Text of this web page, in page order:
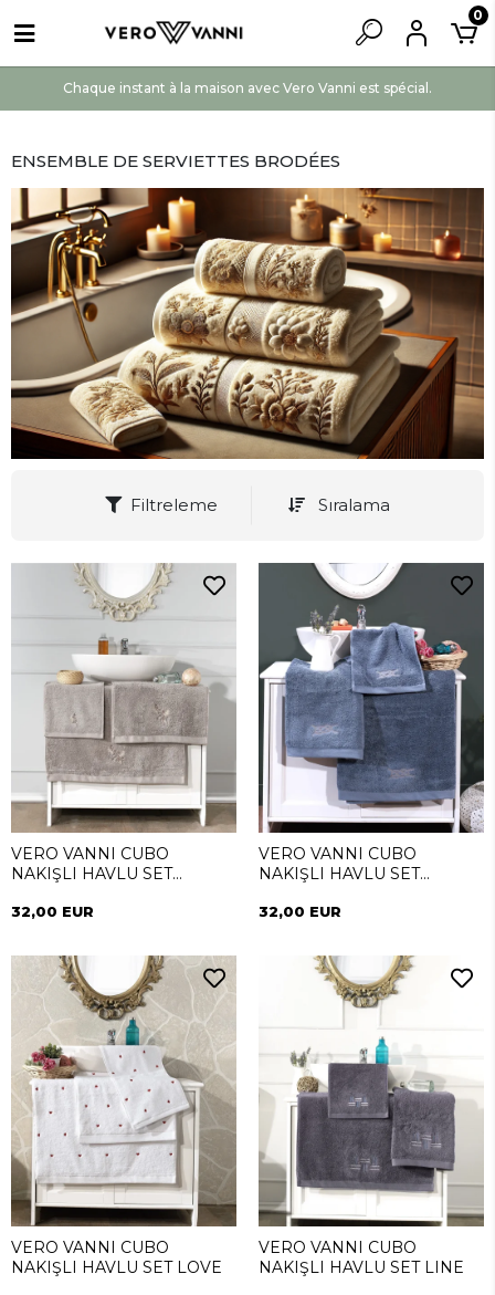
Chaque instant à la maison avec Vero Vanni est spécial.
0
ENSEMBLE DE SERVIETTES BRODÉES
Filtreleme Sıralama
VERO VANNI CUBO
NAKIŞLI HAVLU SET
32,00 EUR
VERO VANNI CUBO
NAKIŞLI HAVLU SET
32,00 EUR
VERO VANNI CUBO
NAKIŞLI HAVLU SET LOVE
VERO VANNI CUBO
NAKIŞLI HAVLU SET LINE